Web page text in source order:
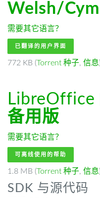
Welsh/
需要其它语言？
已翻译的用户界面
772 KB (Torrent 种子, 信息
LibreOffice
备用版
需要其它语言？
可离线使用的帮助
1.8 MB (Torrent 种子, 信息
SDK 与源代码